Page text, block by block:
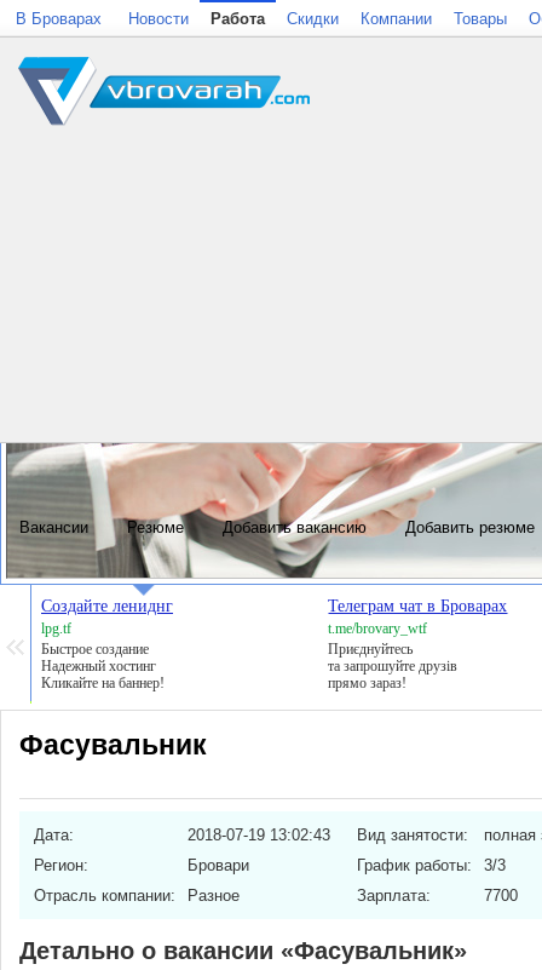
Создайте лениднг
lpg.tf
Быстрое создание
Надежный хостинг
Кликайте на баннер!
Телеграм чат в Броварах
t.me/brovary_wtf
Приєднуйтесь
та запрошуйте друзів
прямо зараз!
Фасувальник
Дата:
2018-07-19 13:02:43
Регион:
Бровари
Отрасль компании:
Разное
Вид занятости:
полная
График работы:
3/3
Зарплата:
7700
Детально о вакансии «Фасувальник»
В Броварах Новости Работа Скидки Компании Товары
Вакансии Резюме Добавить вакансию Добавить резюме